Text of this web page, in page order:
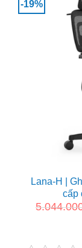
-19%
Lana-H |
cấp